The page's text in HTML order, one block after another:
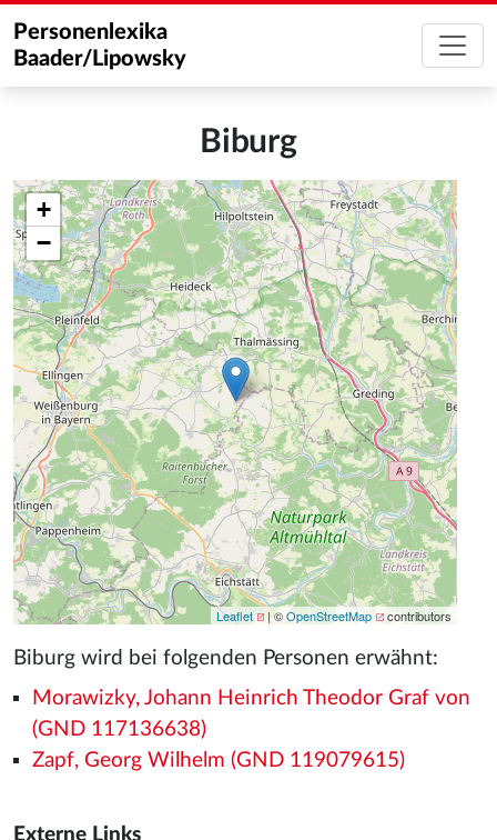
Personenlexika
Baader/Lipowsky
Biburg
+
−
Leaflet | ©OpenStreetMap contributors
Biburg wird bei folgenden Personen erwähnt:
Morawizky, Johann Heinrich Theodor Graf von
(GND 117136638)
Zapf, Georg Wilhelm (GND 119079615)
Externe Links